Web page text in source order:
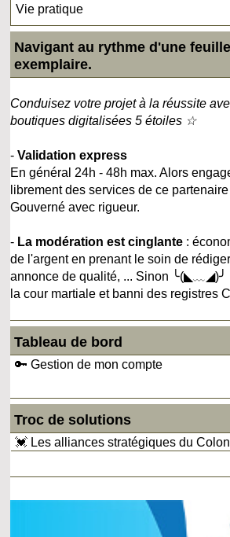
Vie pratique
Navigant au rythme d'une
exemplaire.
Conduisez votre projet à la réussite
boutiques digitalisées 5 étoiles ☆
-Validation express
En général 24h - 48h max. Alors
librement des services de ce
Gouverné avec rigueur.
- La modération est cinglante :
de l'argent en prenant le soin de
annonce de qualité, ... Sinon ╰(◣﹏◢)╯
la cour martiale et banni des registres
Tableau de bord
🔑 Gestion de mon compte
Troc de solutions
💓 Les alliances stratégiques du